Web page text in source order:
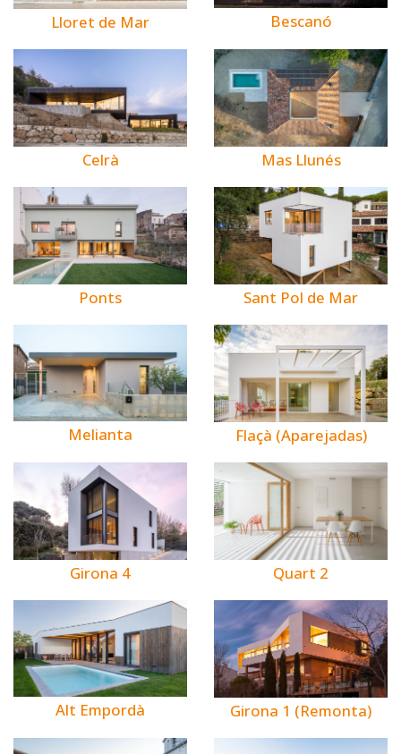
Lloret de Mar Bescanó
Celrà Mas Llunés
Ponts Sant Pol de Mar
Melianta Flaçà (Aparejadas)
Girona 4 Quart 2
Alt Empordà Girona 1 (Remonta)